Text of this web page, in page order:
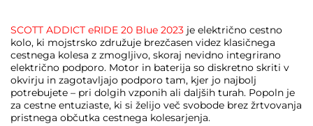
SCOTT ADDICT eRIDE 20 Blue 2023 je električno cestno
kolo, ki mojstrsko združuje brezčasen videz klasičnega
cestnega kolesa z zmogljivo, skoraj nevidno integrirano
električno podporo. Motor in baterija so diskretno skriti v
okvirju in zagotavljajo podporo tam, kjer jo najbolj
potrebujete – pri dolgih vzponih ali daljših turah. Popoln je
za cestne entuziaste, ki si želijo več svobode brez žrtvovanja
pristnega občutka cestnega kolesarjenja.